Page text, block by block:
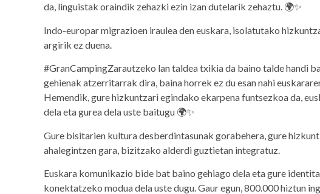
da, linguistak oraindik zehazki ezin izan dutelarik zehaztu. 🌍✨
Indo-europar migrazioen iraulea den euskara, isolatutako
argirik ez duena.
#GranCampingZarautzeko lan taldea txikia da baino talde handi
gehienak atzerritarrak dira, baina horrek ez du esan nahi
Hemendik, gure hizkuntzari egindako ekarpena funtsezkoa da,
dela eta gurea dela uste baitugu 🌍✨
Gure bisitarien kultura desberdintasunak gorabehera, gure
ahalegintzen gara, bizitzako alderdi guztietan integratuz.
Euskara komunikazio bide bat baino gehiago dela eta gure
konektatzeko modua dela uste dugu. Gaur egun, 800.000 hiztun